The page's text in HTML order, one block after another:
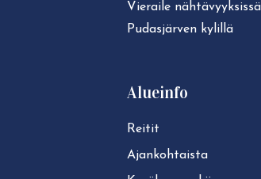
Vieraile
Pudasjärven kylillä
Alueinfo
Reitit
Ajan­koh­tais­ta